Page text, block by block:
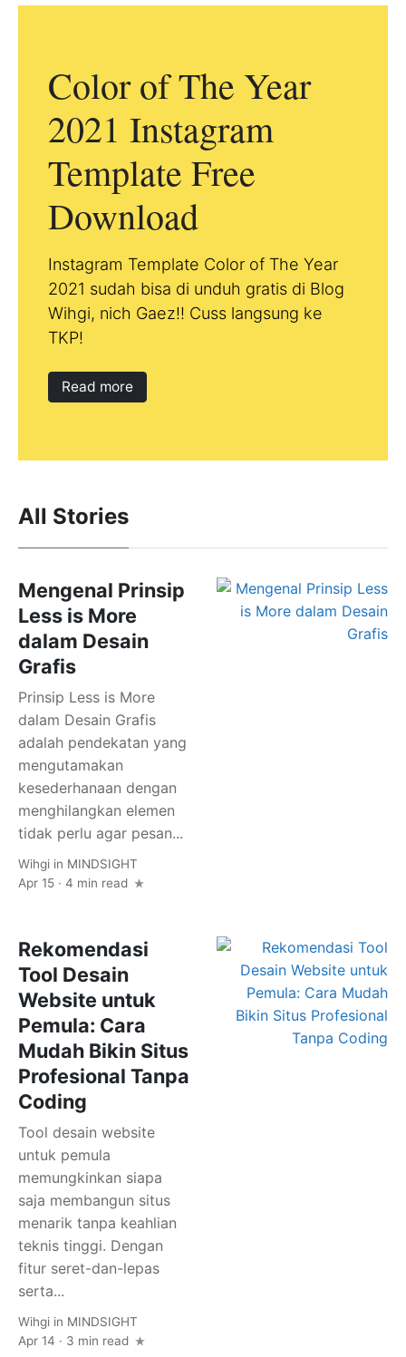
Color of The Year
2021 Instagram
Template Free
Download
Instagram Template Color of The Year
2021 sudah bisa di unduh gratis di Blog
Wihgi, nich Gaez!! Cuss langsung ke
TKP!
Read more
All Stories
Mengenal Prinsip
Less is More
dalam Desain
Grafis
Prinsip Less is More
dalam Desain Grafis
adalah pendekatan yang
mengutamakan
kesederhanaan dengan
menghilangkan elemen
tidak perlu agar pesan...
Wihgi in MINDSIGHT
Apr 15 · 4 min read
Rekomendasi
Tool Desain
Website untuk
Pemula: Cara
Mudah Bikin Situs
Profesional Tanpa
Coding
Tool desain website
untuk pemula
memungkinkan siapa
saja membangun situs
menarik tanpa keahlian
teknis tinggi. Dengan
fitur seret-dan-lepas
serta...
Wihgi in MINDSIGHT
Apr 14 · 3 min read